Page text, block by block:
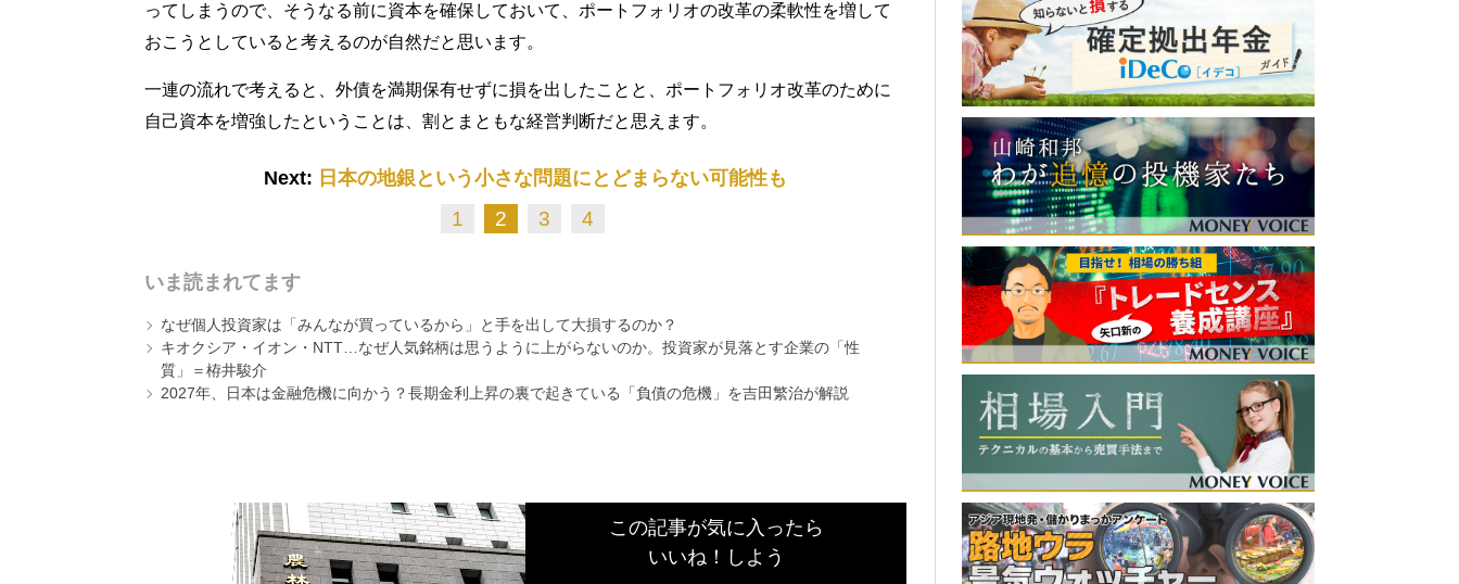
ってしまうので、そうなる前に資本を確保しておいて、ポートフォリオの改革の柔軟性を増して
おこうとしていると考えるのが自然だと思います。
一連の流れで考えると、外債を満期保有せずに損を出したことと、ポートフォリオ改革のために
自己資本を増強したということは、割とまともな経営判断だと思えます。
Next: 日本の地銀という小さな問題にとどまらない可能性も
1 2 3 4
いま読まれてます
なぜ個人投資家は「みんなが買っているから」と手を出して大損するのか？
キオクシア・イオン・NTT…なぜ人気銘柄は思うように上がらないのか。投資家が見落とす企業の「性
質」＝栫井駿介
2027年、日本は金融危機に向かう？長期金利上昇の裏で起きている「負債の危機」を吉田繁治が解説
この記事が気に入ったら
いいね！しよう